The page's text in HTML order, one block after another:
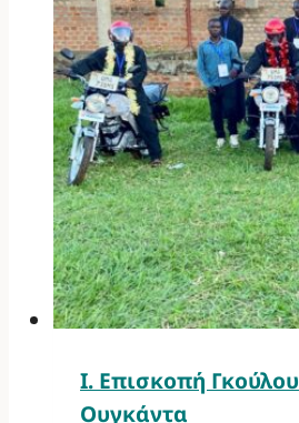
Ι. Επισκοπή Γκούλου
Ουγκάντα